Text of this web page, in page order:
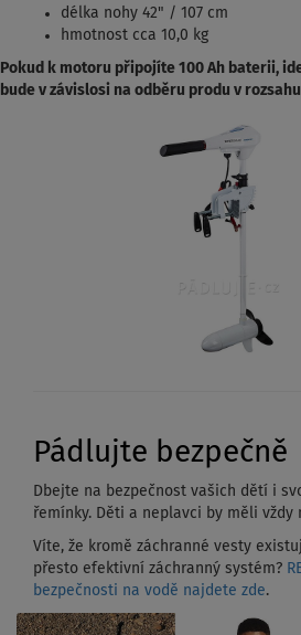
délka nohy 42" / 107 cm
hmotnost cca 10,0 kg
Pokud k motoru připojíte 100 Ah baterii,
bude v závislosi na odběru produ v
Pádlujte bezpečně
Dbejte na bezpečnost vašich dětí i
řemínky. Děti a neplavci by měli vždy
Víte, že kromě záchranné vesty
přesto efektivní záchranný systém?
bezpečnosti na vodě najdete zde.